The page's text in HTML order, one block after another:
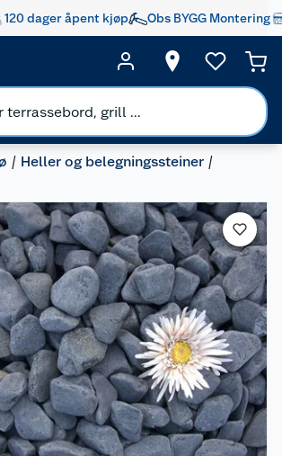
120 dager åpent kjøp Obs BYGG Montering
Heller og belegningssteiner